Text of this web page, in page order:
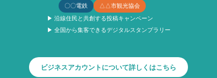
〇〇電鉄
△△市観光協会
▶ 沿線住民と共創する投稿キャンペーン
▶ 全国から集客できるデジタルスタンプラリー
ビジネスアカウントについて詳しくはこちら